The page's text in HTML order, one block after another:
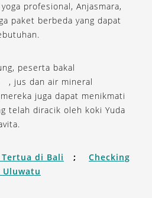
profesional, Anjasmara,
paket berbeda yang dapat
peserta bakal
, jus dan air mineral
juga dapat menikmati
telah diracik oleh koki Yuda
di Bali ;
Checking
Uluwatu